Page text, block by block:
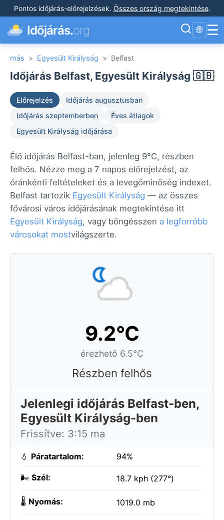
Pontos időjárás-előrejelzések. Összes ország megtekintése.
Időjárás.org 🌐 ☰
más > Egyesült Királyság > Belfast
Időjárás Belfast, Egyesült Királyság 🇬🇧
Előrejelzés
Időjárás augusztusban
Időjárás szeptemberben
Éves átlagok
Egyesült Királyság időjárása
Élő időjárás Belfast-ban, jelenleg 9°C, részben
felhős. Nézze meg a 7 napos előrejelzést, az
óránkénti feltételeket és a levegőminőség indexet.
Belfast tartozik Egyesült Királyság — az összes
fővárosi város időjárásának megtekintése itt
Egyesült Királyság, vagy böngésszen a legforróbb
városokat mostvilágszerte.
9.2°C
érezhető 6.5°C
Részben felhős
Jelenlegi időjárás Belfast-ben,
Egyesült Királyság-ben
Frissítve: 3:15 ma
💧 Páratartalom: 94%
🌬️ Szél: 18.7 kph (277°)
🌡️ Nyomás: 1019.0 mb